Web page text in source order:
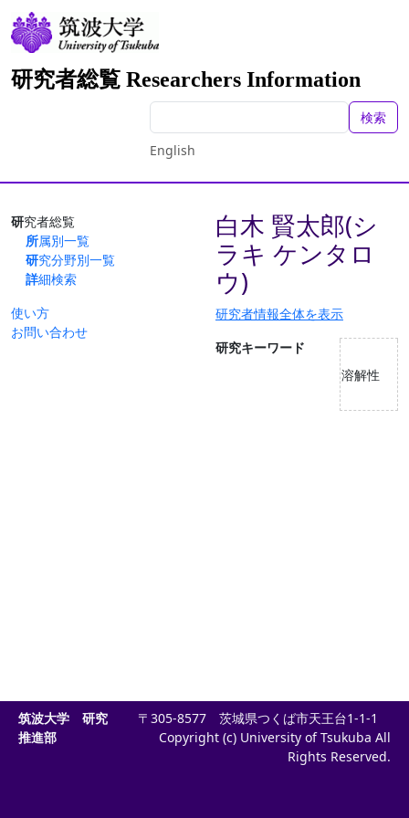
研究者総覧 Researchers Information
検索
English
研究者総覧
所属別一覧
研究分野別一覧
詳細検索
使い方
お問い合わせ
白木 賢太郎(シ
ラキ ケンタロ
ウ)
研究者情報全体を表示
研究キーワード
溶解性
筑波大学 研究
推進部
〒305-8577 茨城県つくば市天王台1-1-1
Copyright (c) University of Tsukuba All
Rights Reserved.